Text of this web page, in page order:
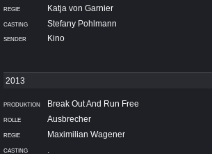
Katja von Garnier
Stefany Pohlmann
Kino
Break Out And Run Free
Ausbrecher
Maximilian Wagener